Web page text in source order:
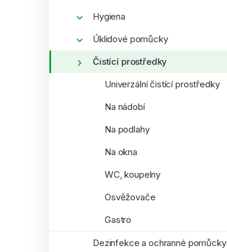
Hygiena
Úklidové pomůcky
Čistící prostředky
Univerzální čistící prostředky
Na nádobí
Na podlahy
Na okna
WC, koupelny
Osvěžovače
Gastro
Dezinfekce a ochranné pomůcky